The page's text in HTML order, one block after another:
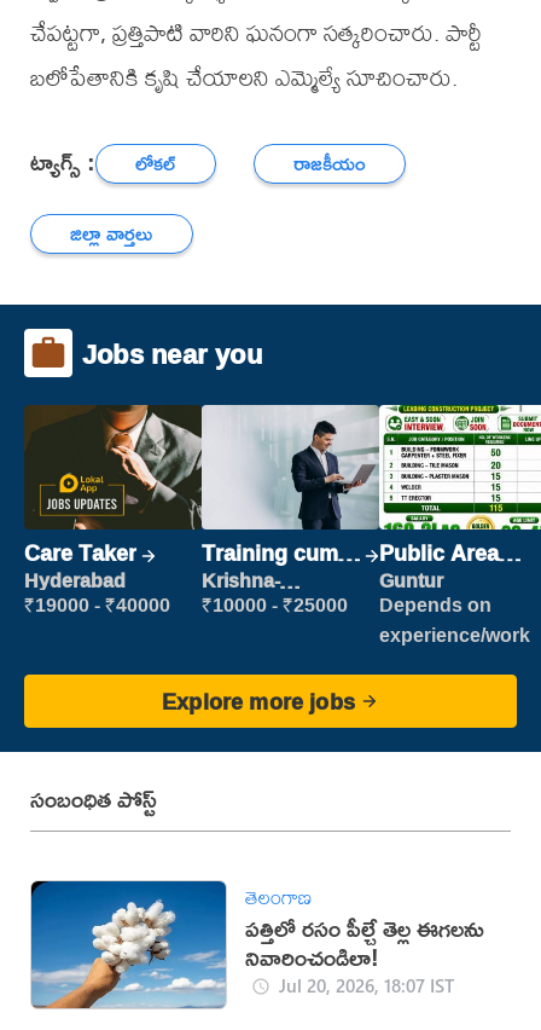
చేపట్టగా, ప్రత్తిపాటి వారిని ఘనంగా సత్కరించారు. పార్టీ
బలోపేతానికి కృషి చేయాలని ఎమ్మెల్యే సూచించారు.
ట్యాగ్స్ : లోకల్
రాజకీయం
జిల్లా వార్తలు
Jobs near you
Care Taker
Hyderabad
₹19000 - ₹40000
Training cum
Placement
Krishna-
vijayawada
₹10000 - ₹25000
Public Area
Cleaner
Guntur
Depends on
experience/work
Explore more jobs
సంబంధిత పోస్ట్
తెలంగాణ
పత్తిలో రసం పీల్చే తెల్ల ఈగలను
నివారించండిలా!
Jul 20, 2026, 18:07 IST